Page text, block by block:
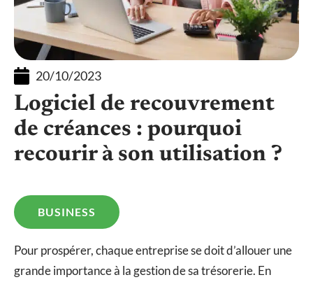
20/10/2023
Logiciel de recouvrement
de créances : pourquoi
recourir à son utilisation ?
BUSINESS
Pour prospérer, chaque entreprise se doit d’allouer une
grande importance à la gestion de sa trésorerie. En